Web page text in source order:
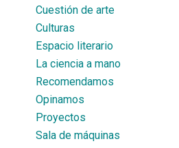
Cuestión de arte
Culturas
Espacio literario
La ciencia a mano
Recomendamos
Opinamos
Proyectos
Sala de máquinas